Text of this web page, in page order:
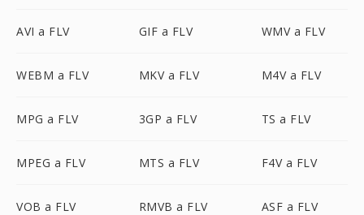
AVI a FLV GIF a FLV WMV a FLV
WEBM a FLV MKV a FLV M4V a FLV
MPG a FLV 3GP a FLV TS a FLV
MPEG a FLV MTS a FLV F4V a FLV
VOB a FLV RMVB a FLV ASF a FLV